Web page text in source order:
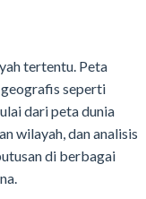
tertentu. Peta
seperti
dari peta dunia
wilayah, dan analisis
di berbagai